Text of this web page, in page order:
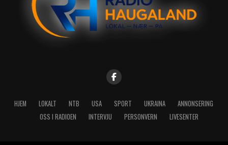
HJEM LOKALT NTB USA SPORT UKRAINA
ANNONSERING
OSS I RADIOEN
INTERVJU PERSONVERN LIVESENTER